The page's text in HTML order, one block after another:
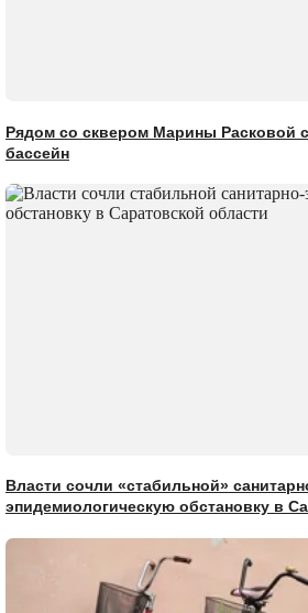
Рядом со сквером Марины Расковой
бассейн
Власти сочли «стабильной»
эпидемиологическую обстановку в